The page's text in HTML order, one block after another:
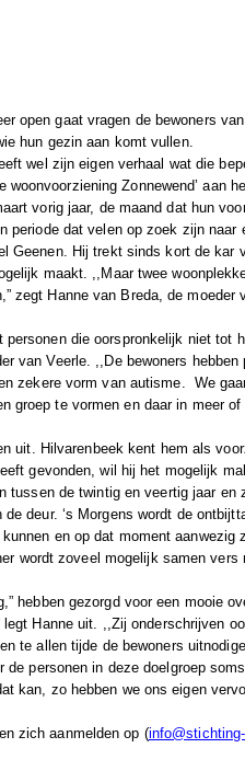
open gaat vragen de bewoners
hun gezin aan komt vullen.
wel zijn eigen verhaal wat die
Zonnewend’ aan
vorig jaar, de maand dat hun
periode dat velen op zoek zijn naar
Geenen. Hij trekt sinds kort de kar
maakt. ,,Maar twee
zegt Hanne van Breda, de moeder
personen die oorspronkelijk niet tot
van Veerle. ,,De bewoners hebben
zekere vorm van autisme. We
groep te vormen en daar in meer of
uit. Hilvarenbeek kent hem als
gevonden, wil hij het mogelijk
tussen de twintig en veertig jaar en
deur. ‘s Morgens wordt de
en op dat moment aanwezig
wordt zoveel mogelijk samen vers
hebben gezorgd voor een mooie
Hanne uit. ,,Zij onderschrijven
te allen tijde de bewoners
personen in deze doelgroep
kan, zo hebben we ons eigen
zich aanmelden op (